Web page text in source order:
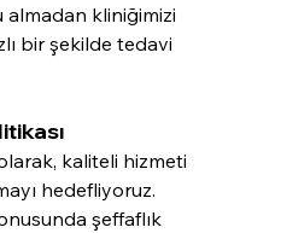
kliniğimizi
bir şekilde tedavi
kaliteli hizmeti
hedefliyoruz.
şeffaflık